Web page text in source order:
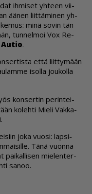
ih­mi­set yh­teen vii­
ää­nen liit­tä­mi­nen yh­
minä so­vin tän­
tun­nel­moi Vox Re­
.
et­tä liit­ty­mään
isol­la jou­kol­la
kon­ser­tin pe­rin­tei­
ko­leh­ti Mie­li Vak­ka-
joka vuo­si: lap­si­
Tänä vuon­na
pai­kal­li­sen mie­len­ter­
sa­noo.